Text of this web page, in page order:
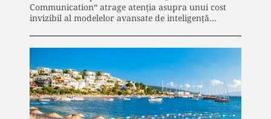
Communication“ atrage atenția asupra unui cost
invizibil al modelelor avansate de inteligență…